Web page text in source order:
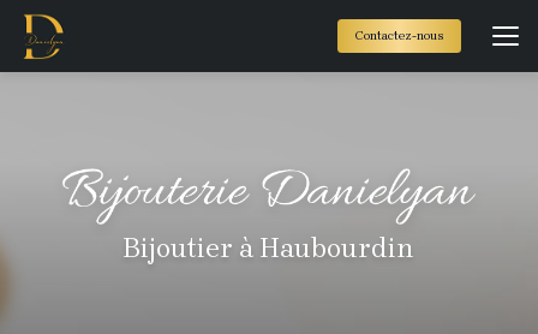
Aller
contenu
Contactez-nous
Bijoutier à Haubourdin